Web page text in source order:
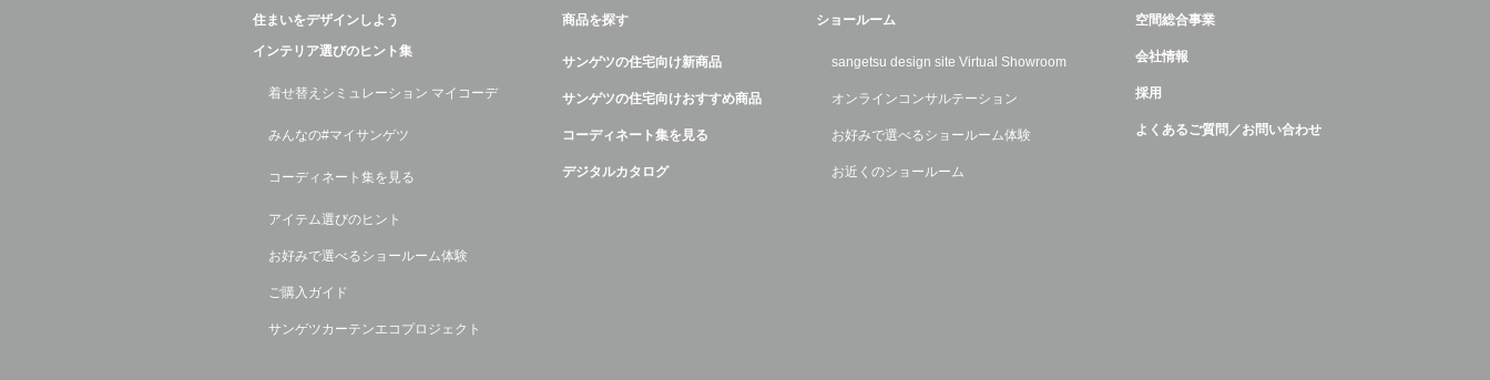
住まいをデザインしよう
インテリア選びのヒント集
着せ替えシミュレーション マイコーデ
みんなの#マイサンゲツ
コーディネート集を見る
アイテム選びのヒント
お好みで選べるショールーム体験
ご購入ガイド
サンゲツカーテンエコプロジェクト
商品を探す
サンゲツの住宅向け新商品
サンゲツの住宅向けおすすめ商品
コーディネート集を見る
デジタルカタログ
ショールーム
sangetsu design site Virtual Showroom
オンラインコンサルテーション
お好みで選べるショールーム体験
お近くのショールーム
空間総合事業
会社情報
採用
よくあるご質問／お問い合わせ